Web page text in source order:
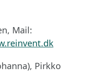
Mail:
Pirkko